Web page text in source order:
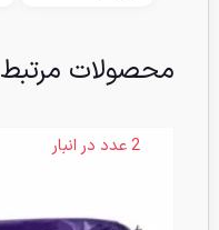
محصولات مرتبط
2 عدد در انبار